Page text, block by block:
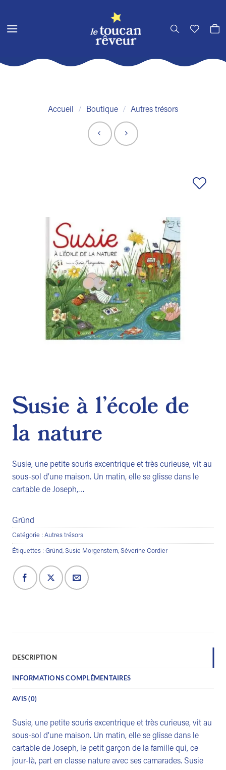
contenu
Accueil / Boutique / Autres trésors
Susie à l’école de
la nature
Susie, une petite souris excentrique et très curieuse, vit au
sous-sol d’une maison. Un matin, elle se glisse dans le
cartable de Joseph,…
Gründ
Catégorie : Autres trésors
Étiquettes : Gründ, Susie Morgenstern, Séverine Cordier
DESCRIPTION
INFORMATIONS COMPLÉMENTAIRES
AVIS (0)
Susie, une petite souris excentrique et très curieuse, vit au
sous-sol d’une maison. Un matin, elle se glisse dans le
cartable de Joseph, le petit garçon de la famille qui, ce
jour-là, part en classe nature avec ses camarades. Susie